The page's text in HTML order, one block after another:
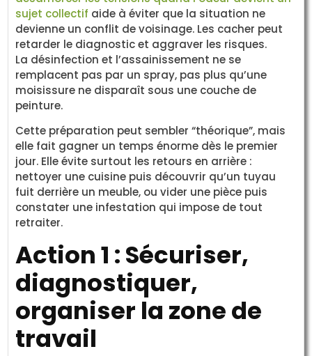
sujet collectif aide à éviter que la situation ne
devienne un conflit de voisinage. Les cacher peut
retarder le diagnostic et aggraver les risques.
La désinfection et l’assainissement ne se
remplacent pas par un spray, pas plus qu’une
moisissure ne disparaît sous une couche de
peinture.
Cette préparation peut sembler “théorique”, mais
elle fait gagner un temps énorme dès le premier
jour. Elle évite surtout les retours en arrière :
nettoyer une cuisine puis découvrir qu’un tuyau
fuit derrière un meuble, ou vider une pièce puis
constater une infestation qui impose de tout
retraiter.
Action 1 : Sécuriser,
diagnostiquer,
organiser la zone de
travail